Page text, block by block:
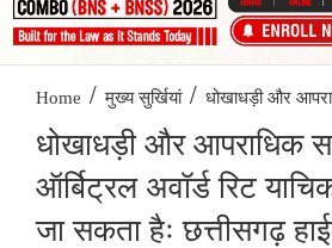
Home / मुख्य सुर्खियां / धोखाधड़ी और
धोखाधड़ी और आपराधिक
ऑर्बिट्रल अवॉर्ड रिट
जा सकता हैः छत्तीसगढ़